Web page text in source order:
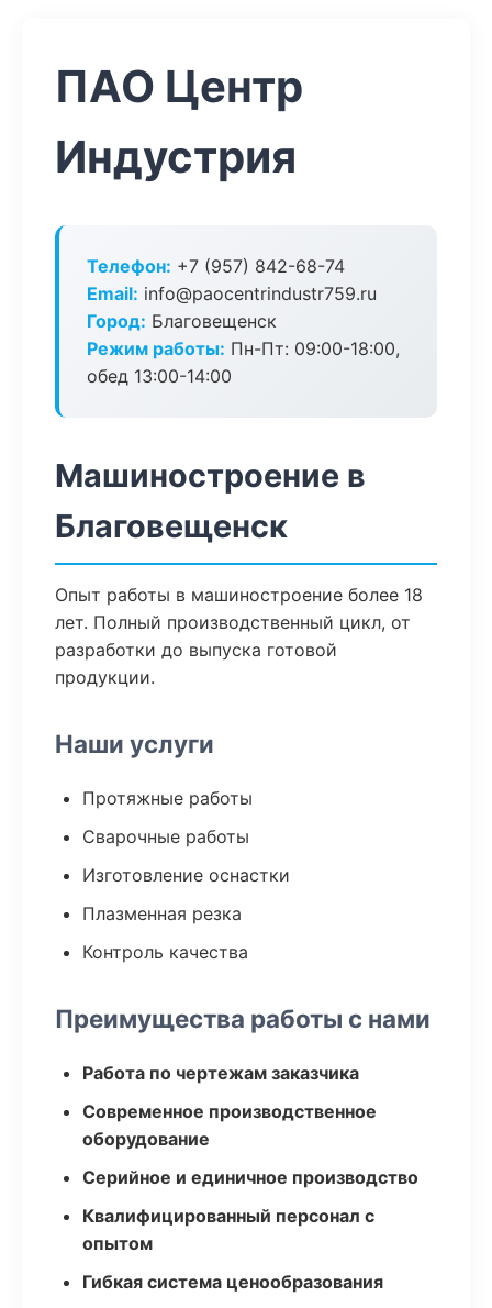
ПАО Центр
Индустрия
Телефон: +7 (957) 842-68-74
Email: info@paocentrindustr759.ru
Город: Благовещенск
Режим работы: Пн-Пт: 09:00-18:00,
обед 13:00-14:00
Машиностроение в
Благовещенск
Опыт работы в машиностроение более 18
лет. Полный производственный цикл, от
разработки до выпуска готовой
продукции.
Наши услуги
Протяжные работы
Сварочные работы
Изготовление оснастки
Плазменная резка
Контроль качества
Преимущества работы с нами
Работа по чертежам заказчика
Современное производственное
оборудование
Серийное и единичное производство
Квалифицированный персонал с
опытом
Гибкая система ценообразования